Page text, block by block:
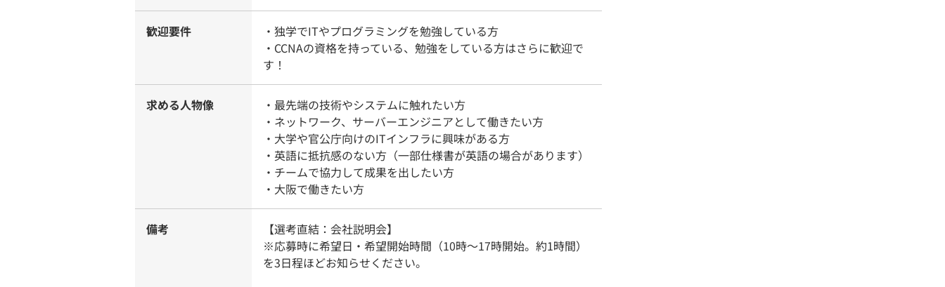
歓迎要件
・独学でITやプログラミングを勉強している方
・CCNAの資格を持っている、勉強をしている方はさらに歓迎で
す！
求める人物像
・最先端の技術やシステムに触れたい方
・ネットワーク、サーバーエンジニアとして働きたい方
・大学や官公庁向けのITインフラに興味がある方
・英語に抵抗感のない方（一部仕様書が英語の場合があります）
・チームで協力して成果を出したい方
・大阪で働きたい方
備考
【選考直結：会社説明会】
※応募時に希望日・希望開始時間（10時～17時開始。約1時間）
を3日程ほどお知らせください。